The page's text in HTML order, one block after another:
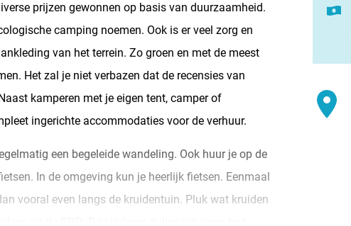
prijzen gewonnen op basis van duurzaamheid.
camping noemen. Ook is er veel zorg en
van het terrein. Zo groen en met de meest
Het zal je niet verbazen dat de recensies van
kamperen met je eigen tent, camper of
ingerichte accommodaties voor de verhuur.
een begeleide wandeling. Ook huur je op de
In de omgeving kun je heerlijk fietsen. Eenmaal
vooral even langs de kruidentuin. Pluk wat kruiden